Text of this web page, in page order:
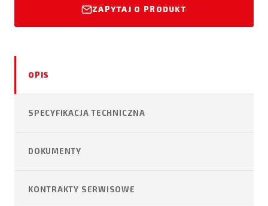
ZAPYTAJ O PRODUKT
OPIS
SPECYFIKACJA TECHNICZNA
DOKUMENTY
KONTRAKTY SERWISOWE